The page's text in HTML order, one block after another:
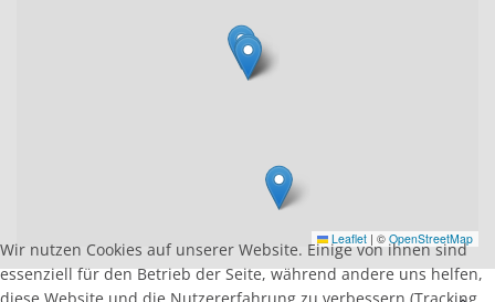
Leaflet | © OpenStreetMap
Wir nutzen Cookies auf unserer Website. Einige von ihnen sind
essenziell für den Betrieb der Seite, während andere uns helfen,